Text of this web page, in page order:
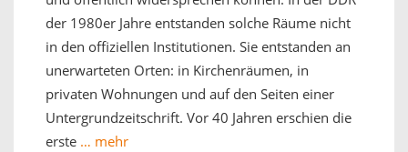
der 1980er Jahre entstanden solche Räume nicht
in den offiziellen Institutionen. Sie entstanden an
unerwarteten Orten: in Kirchenräumen, in
privaten Wohnungen und auf den Seiten einer
Untergrundzeitschrift. Vor 40 Jahren erschien die
erste … mehr